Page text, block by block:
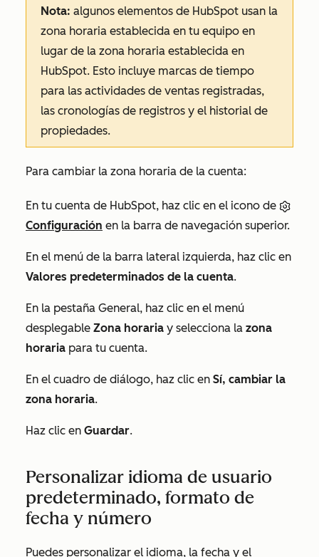
Nota: algunos elementos de HubSpot usan la
zona horaria establecida en tu equipo en
lugar de la zona horaria establecida en
HubSpot. Esto incluye marcas de tiempo
para las actividades de ventas registradas,
las cronologías de registros y el historial de
propiedades.
Para cambiar la zona horaria de la cuenta:
En tu cuenta de HubSpot, haz clic en el icono de
Configuración en la barra de navegación superior.
En el menú de la barra lateral izquierda, haz clic en
Valores predeterminados de la cuenta.
En la pestaña General, haz clic en el menú
desplegable Zona horaria y selecciona la zona
horaria para tu cuenta.
En el cuadro de diálogo, haz clic en Sí, cambiar la
zona horaria.
Haz clic en Guardar.
Personalizar idioma de usuario
predeterminado, formato de
fecha y número
Puedes personalizar el idioma, la fecha y el